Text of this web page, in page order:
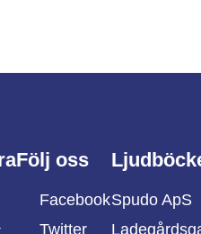
Följ oss
Facebook
Twitter
Spudo ApS